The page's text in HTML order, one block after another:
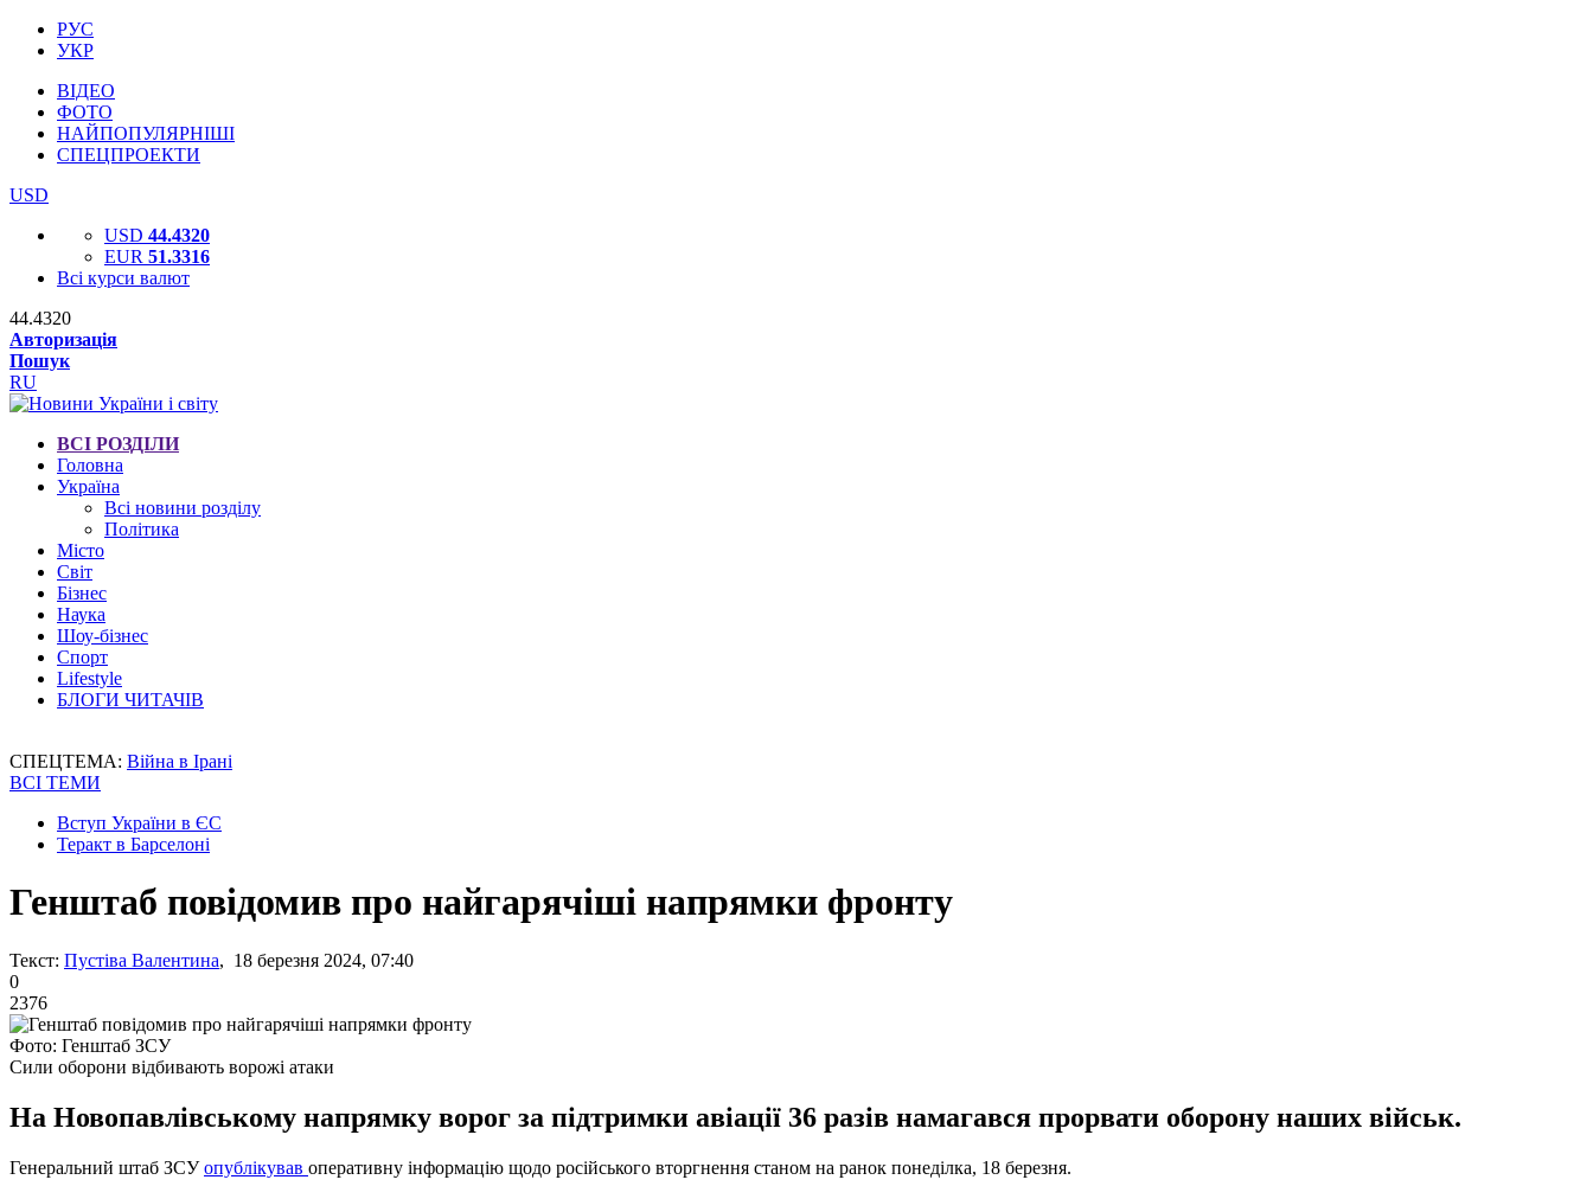
РУС
УКР
ВІДЕО
ФОТО
НАЙПОПУЛЯРНІШІ
СПЕЦПРОЕКТИ
USD
USD 44.4320
EUR 51.3316
Всі курси валют
44.4320
Авторизація
Пошук
RU
ВСІ РОЗДІЛИ
Головна
Україна
Всі новини розділу
Політика
Місто
Світ
Бізнес
Наука
Шоу-бізнес
Спорт
Lifestyle
БЛОГИ ЧИТАЧІВ
СПЕЦТЕМА: Війна в Ірані
ВСІ ТЕМИ
Вступ України в ЄС
Теракт в Барселоні
Генштаб повідомив про найгарячіші напрямки фронту
Текст: Пустіва Валентина, 18 березня 2024, 07:40
0
2376
Фото: Генштаб ЗСУ
Сили оборони відбивають ворожі атаки
На Новопавлівському напрямку ворог за підтримки авіації 36 разів намагався прорвати оборону наших військ.
Генеральний штаб ЗСУопублікував оперативну інформацію щодо російського вторгнення станом на ранок понеділка, 18 березня.